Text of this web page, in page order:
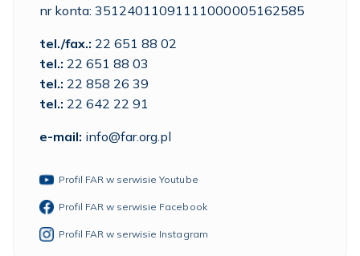
nr konta: 35124011091111000005162585
tel./fax.: 22 651 88 02
tel.: 22 651 88 03
tel.: 22 858 26 39
tel.: 22 642 22 91
e-mail: info@far.org.pl
Profil FAR w serwisie Youtube
Profil FAR w serwisie Facebook
Profil FAR w serwisie Instagram